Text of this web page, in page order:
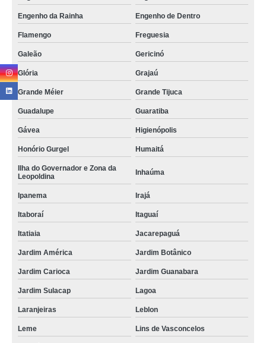
Engenho da Rainha Engenho de Dentro
Flamengo Freguesia
Galeão Gericinó
Glória Grajaú
Grande Méier Grande Tijuca
Guadalupe Guaratiba
Gávea Higienópolis
Honório Gurgel Humaitá
Ilha do Governador e Zona da
Leopoldina
Inhaúma
Ipanema Irajá
Itaboraí Itaguaí
Itatiaia Jacarepaguá
Jardim América Jardim Botânico
Jardim Carioca Jardim Guanabara
Jardim Sulacap Lagoa
Laranjeiras Leblon
Leme Lins de Vasconcelos